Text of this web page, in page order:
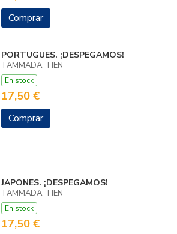
Comprar
PORTUGUES. ¡DESPEGAMOS!
TAMMADA, TIEN
En stock
17,50 €
Comprar
JAPONES. ¡DESPEGAMOS!
TAMMADA, TIEN
En stock
17,50 €